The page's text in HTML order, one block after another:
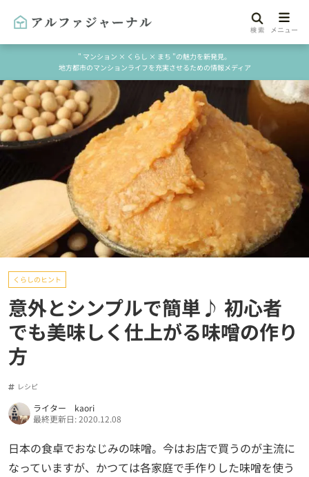
" マンション × くらし × まち "の魅力を新発見。
地方都市のマンションライフを充実させるための情報メディア
くらしのヒント
意外とシンプルで簡単♪ 初心者
でも美味しく仕上がる味噌の作り
方
レシピ
ライター kaori
最終更新日: 2020.12.08
日本の食卓でおなじみの味噌。今はお店で買うのが主流に
なっていますが、かつては各家庭で手作りした味噌を使う